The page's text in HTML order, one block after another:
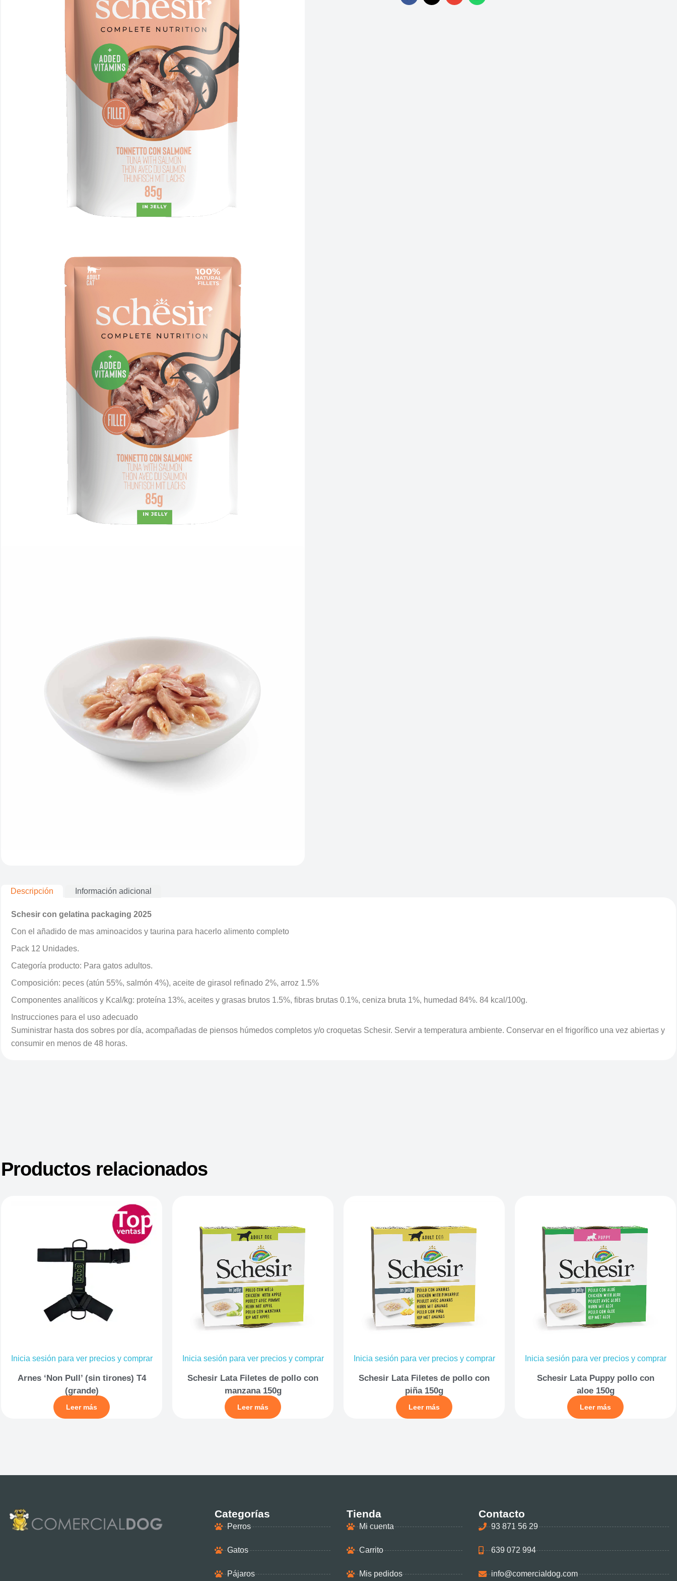
Descripción Información adicional
Schesir con gelatina packaging 2025
Con el añadido de mas aminoacidos y taurina para hacerlo alimento completo
Pack 12 Unidades.
Categoría producto: Para gatos adultos.
Composición: peces (atún 55%, salmón 4%), aceite de girasol refinado 2%, arroz 1.5%
Componentes analíticos y Kcal/kg: proteína 13%, aceites y grasas brutos 1.5%, fibras brutas 0.1%, ceniza bruta 1%, humedad 84%. 84 kcal/100g.
Instrucciones para el uso adecuado
Suministrar hasta dos sobres por día, acompañadas de piensos húmedos completos y/o croquetas Schesir. Servir a temperatura ambiente. Conservar en el frigorífico una vez abiertas y
consumir en menos de 48 horas.
Productos relacionados
Inicia sesión para ver precios y comprar
Arnes ‘Non Pull’ (sin tirones) T4
(grande)
Leer más
Inicia sesión para ver precios y comprar
Schesir Lata Filetes de pollo con
manzana 150g
Leer más
Inicia sesión para ver precios y comprar
Schesir Lata Filetes de pollo con
piña 150g
Leer más
Inicia sesión para ver precios y comprar
Schesir Lata Puppy pollo con
aloe 150g
Leer más
Categorías
Perros
Gatos
Pájaros
Tienda
Mi cuenta
Carrito
Mis pedidos
Contacto
93 871 56 29
639 072 994
info@comercialdog.com